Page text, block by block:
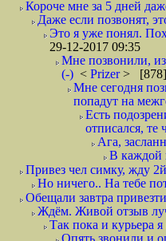
Короче мне за 5 дней
Даже если позвонят,
Это я уже понял.
29-12-2017 09:35
Мне позвонили,
(-) < Prizer> [878]
Мне сегодня
попадут на
Есть
отписался,
Ага,
В каждой
Привез чел симку, жду
Но ничего.. На тебе
Обещали завтра
Ждём. Живой отзыв
Так пока и курьера
Опять звонили и